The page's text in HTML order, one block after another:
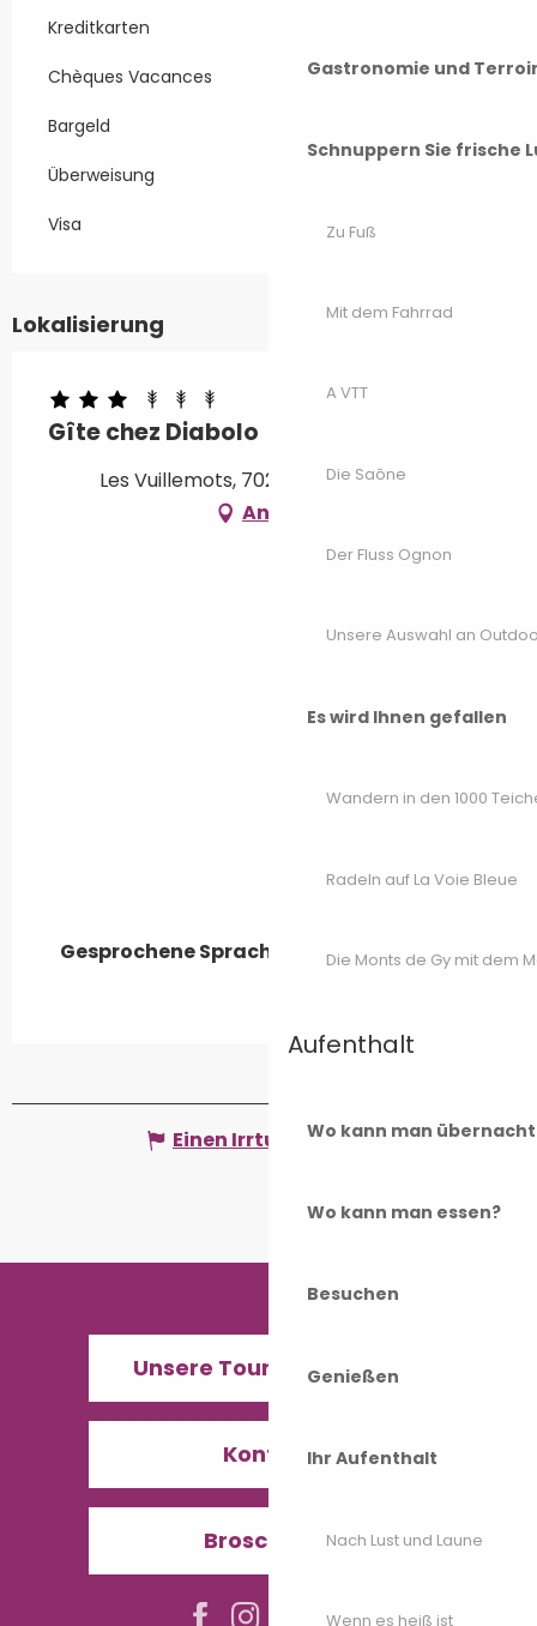
Gastronomie und
Schnuppern Sie frische
Zu Fuß
Mit dem Fahrrad
A VTT
Die Saône
Der Fluss Ognon
Unsere Auswahl an
Es wird Ihnen gefallen
Wandern in den 1000
Radeln auf La Voie Bleue
Die Monts de Gy mit dem
Aufenthalt
Wo kann man
Wo kann man essen?
Besuchen
Genießen
Ihr Aufenthalt
Nach Lust und Laune
Wenn es heiß ist
Kreditkarten
Chèques Vacances
Bargeld
Überweisung
Visa
Lokalisierung
Gîte chez Diabolo
Les Vuillemots, 70280 Saint-Bresson
Anfahrt
Gesprochene Sprachen
Gesprochene Sprachen
Einen Irrtum angeben
Unsere Tourismusbüros
Kontakt
Broschüren